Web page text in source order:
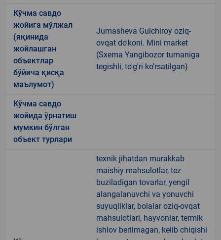
Кўчма савдо
жойига мўлжал
(яқинида
жойлашган
объектлар
бўйича қисқа
маълумот)
Jumasheva Gulchiroy oziq-
ovqat do'koni. Mini market
(Sxema Yangibozor tumaniga
tegishli, to'g'ri ko'rsatilgan)
Кўчма савдо
жойида ўрнатиш
мумкин бўлган
объект турлари
texnik jihatdan murakkab
maishiy mahsulotlar, tez
buziladigan tovarlar, yengil
alangalanuvchi va yonuvchi
suyuqliklar, bolalar oziq-ovqat
mahsulotlari, hayvonlar, termik
ishlov berilmagan, kelib chiqishi